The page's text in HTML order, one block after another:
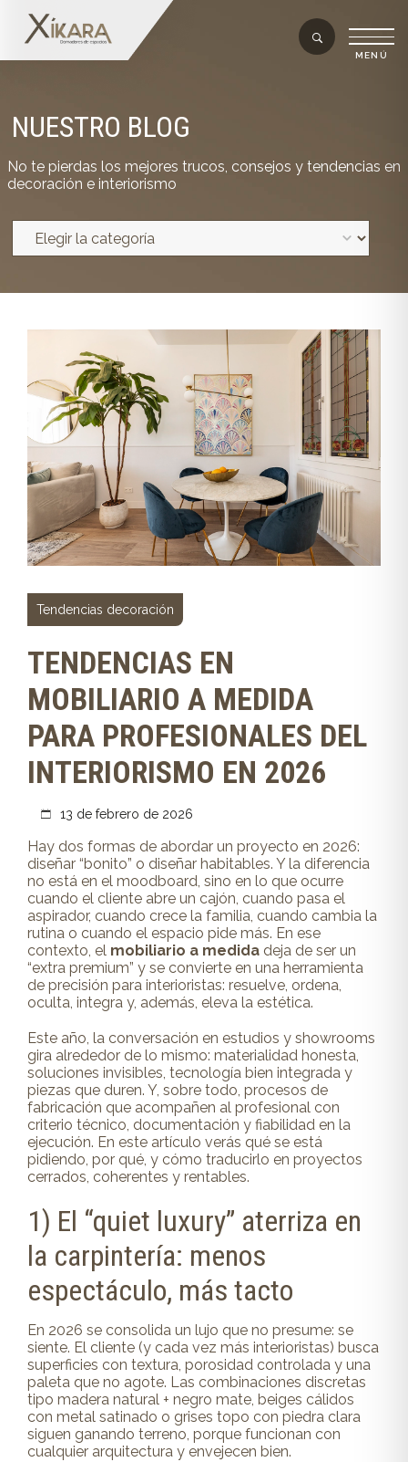
NUESTRO BLOG
No te pierdas los mejores trucos, consejos y tendencias en
decoración e interiorismo
Tendencias decoración
TENDENCIAS EN
MOBILIARIO A MEDIDA
PARA PROFESIONALES DEL
INTERIORISMO EN 2026
13 de febrero de 2026
Hay dos formas de abordar un proyecto en 2026:
diseñar “bonito” o diseñar habitables. Y la diferencia
no está en el moodboard, sino en lo que ocurre
cuando el cliente abre un cajón, cuando pasa el
aspirador, cuando crece la familia, cuando cambia la
rutina o cuando el espacio pide más. En ese
contexto, el mobiliario a medida deja de ser un
“extra premium” y se convierte en una herramienta
de precisión para interioristas: resuelve, ordena,
oculta, integra y, además, eleva la estética.
Este año, la conversación en estudios y showrooms
gira alrededor de lo mismo: materialidad honesta,
soluciones invisibles, tecnología bien integrada y
piezas que duren. Y, sobre todo, procesos de
fabricación que acompañen al profesional con
criterio técnico, documentación y fiabilidad en la
ejecución. En este artículo verás qué se está
pidiendo, por qué, y cómo traducirlo en proyectos
cerrados, coherentes y rentables.
1) El “quiet luxury” aterriza en
la carpintería: menos
espectáculo, más tacto
En 2026 se consolida un lujo que no presume: se
siente. El cliente (y cada vez más interioristas) busca
superficies con textura, porosidad controlada y una
paleta que no agote. Las combinaciones discretas
tipo madera natural + negro mate, beiges cálidos
con metal satinado o grises topo con piedra clara
siguen ganando terreno, porque funcionan con
cualquier arquitectura y envejecen bien.